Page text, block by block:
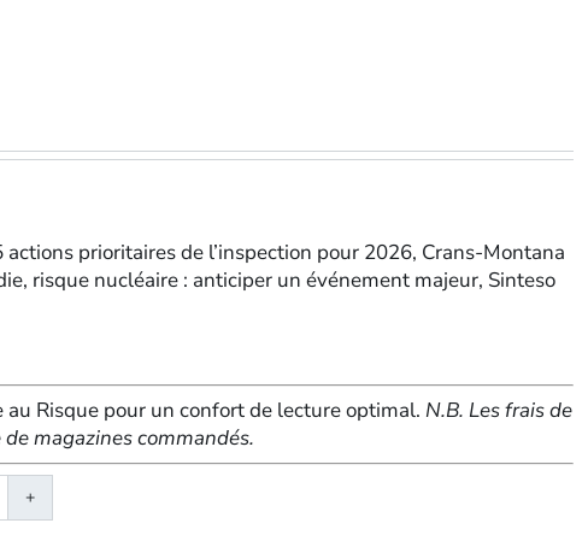
prioritaires de l’inspection pour 2026, Crans-Montana
risque nucléaire : anticiper un événement majeur, Sinteso
au Risque pour un confort de lecture optimal. N.B. Les frais de
magazines commandés.